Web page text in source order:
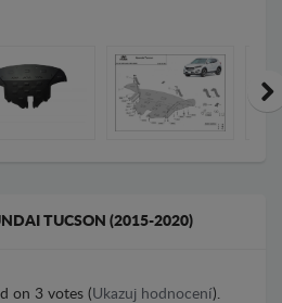
TUCSON (2015-2020)
on 3 votes (Ukazuj hodnocení).